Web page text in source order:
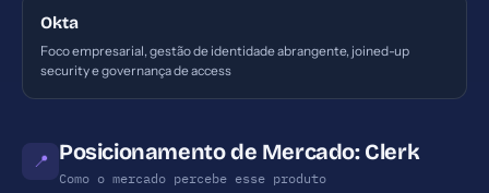
Okta
Foco empresarial, gestão de identidade abrangente, joined-up
security e governança de access
📍 Posicionamento de Mercado: Clerk
Como o mercado percebe esse produto